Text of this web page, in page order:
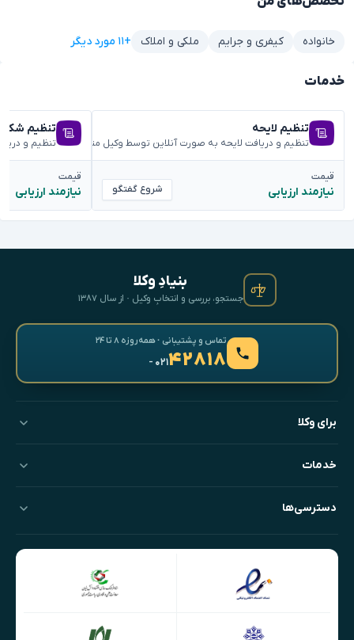
خانواده کیفری و جرایم ملکی و املاک +۱۱ مورد دیگر
خدمات
تنظیم لایحه
تنظیم و دریافت لایحه به صورت آنلاین توسط وکیل متخصص
قیمت
نیازمند ارزیابی شروع گفتگو
تنظیم
تنظیم و
قیمت
نیازمند ارزیابی
بنیادِ وکلا
جستجو، بررسی و انتخابِ وکیل · از سال ۱۳۸۷
تماس و پشتیبانی · همه‌روزه ۸ تا ۲۴
۴۲۸۱۸- ۰۲۱
برای وکلا
خدمات
دسترسی‌ها